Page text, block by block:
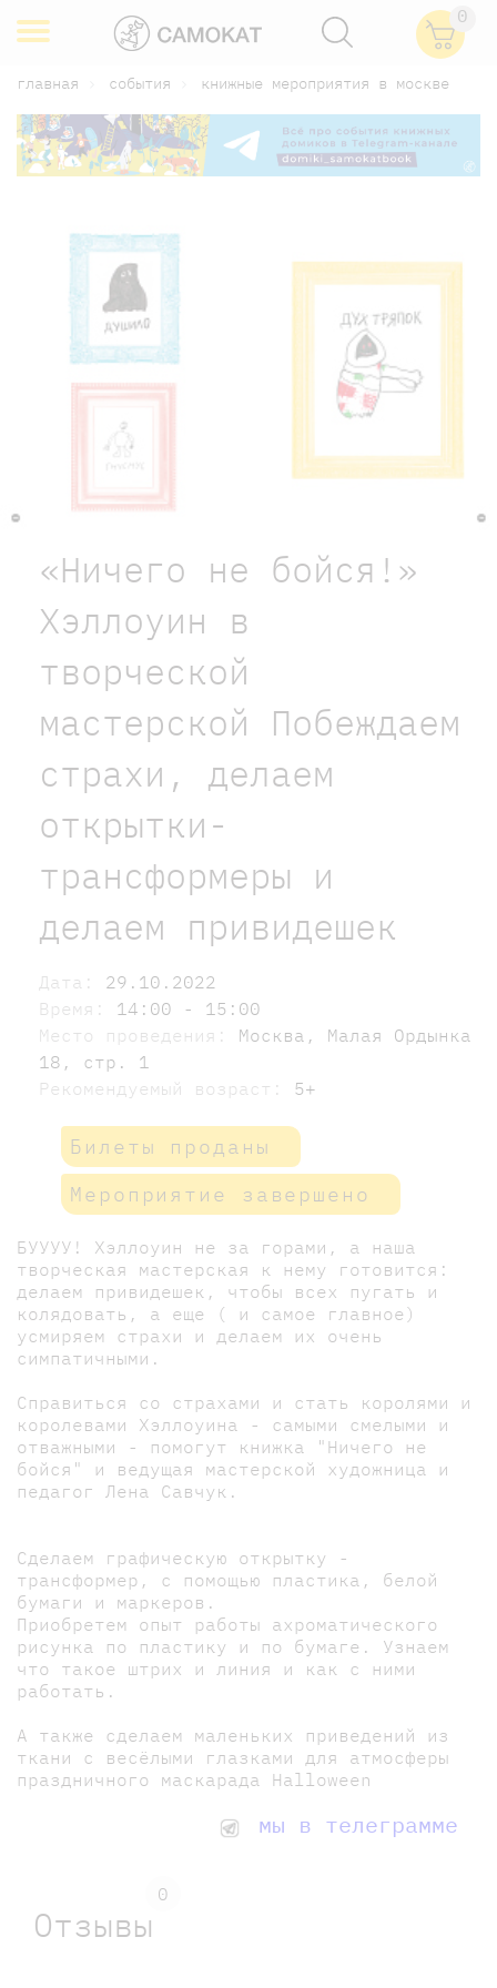
0
главная события книжные мероприятия в москве
«Ничего не бойся!»
Хэллоуин в
творческой
мастерской Побеждаем
страхи, делаем
открытки-
трансформеры и
делаем привидешек
Дата: 29.10.2022
Время: 14:00 - 15:00
Место проведения: Москва, Малая Ордынка
18, стр. 1
Рекомендуемый возраст: 5+
Билеты проданы
Мероприятие завершено
БУУУУ! Хэллоуин не за горами, а наша
творческая мастерская к нему готовится:
делаем привидешек, чтобы всех пугать и
колядовать, а еще ( и самое главное)
усмиряем страхи и делаем их очень
симпатичными.
Справиться со страхами и стать королями и
королевами Хэллоуина - самыми смелыми и
отважными - помогут книжка "Ничего не
бойся" и ведущая мастерской художница и
педагог Лена Савчук.
Сделаем графическую открытку -
трансформер, с помощью пластика, белой
бумаги и маркеров.
Приобретем опыт работы ахроматического
рисунка по пластику и по бумаге. Узнаем
что такое штрих и линия и как с ними
работать.
А также сделаем маленьких приведений из
ткани с весёлыми глазками для атмосферы
праздничного маскарада Halloween
мы в телеграмме
Отзывы
0